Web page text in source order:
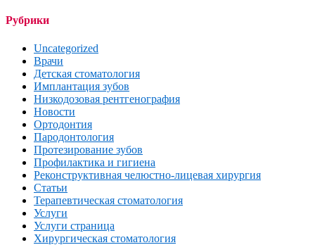
Рубрики
Uncategorized
Врачи
Детская стоматология
Имплантация зубов
Низкодозовая рентгенография
Новости
Ортодонтия
Пародонтология
Протезирование зубов
Профилактика и гигиена
Реконструктивная челюстно-лицевая хирургия
Статьи
Терапевтическая стоматология
Услуги
Услуги страница
Хирургическая стоматология